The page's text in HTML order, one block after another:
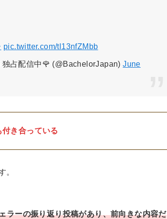
pic.twitter.com/tl13nfZMbb
占配信中🌹 (@BachelorJapan)June
付き合っている
。
ラーの振り返り投稿があり、前向きな内容だ